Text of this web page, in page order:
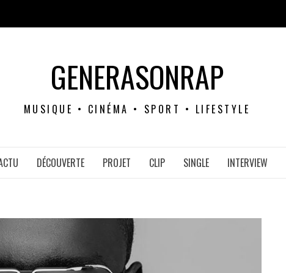
GENERASONRAP
MUSIQUE • CINÉMA • SPORT • LIFESTYLE
DÉCOUVERTE PROJET CLIP SINGLE INTERVIEW